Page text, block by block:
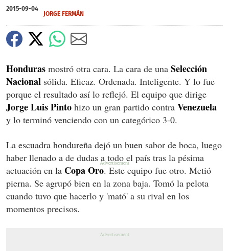
2015-09-04
JORGE FERMÁN
Honduras mostró otra cara. La cara de una Selección
Nacional sólida. Eficaz. Ordenada. Inteligente. Y lo fue
porque el resultado así lo reflejó. El equipo que dirige
Jorge Luis Pinto hizo un gran partido contra Venezuela
y lo terminó venciendo con un categórico 3-0.
La escuadra hondureña dejó un buen sabor de boca, luego
haber llenado a de dudas a todo el país tras la pésima
actuación en la Copa Oro. Este equipo fue otro. Metió
pierna. Se agrupó bien en la zona baja. Tomó la pelota
cuando tuvo que hacerlo y 'mató' a su rival en los
momentos precisos.